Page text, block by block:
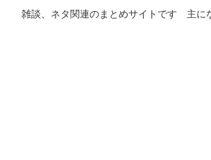
雑談、ネタ関連のまとめサイトです 主に